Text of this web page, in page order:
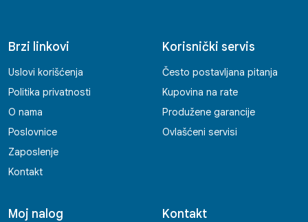
Brzi linkovi
Uslovi korišćenja
Politika privatnosti
O nama
Poslovnice
Zaposlenje
Kontakt
Korisnički servis
Često postavljana pitanja
Kupovina na rate
Produžene garancije
Ovlašćeni servisi
Moj nalog Kontakt